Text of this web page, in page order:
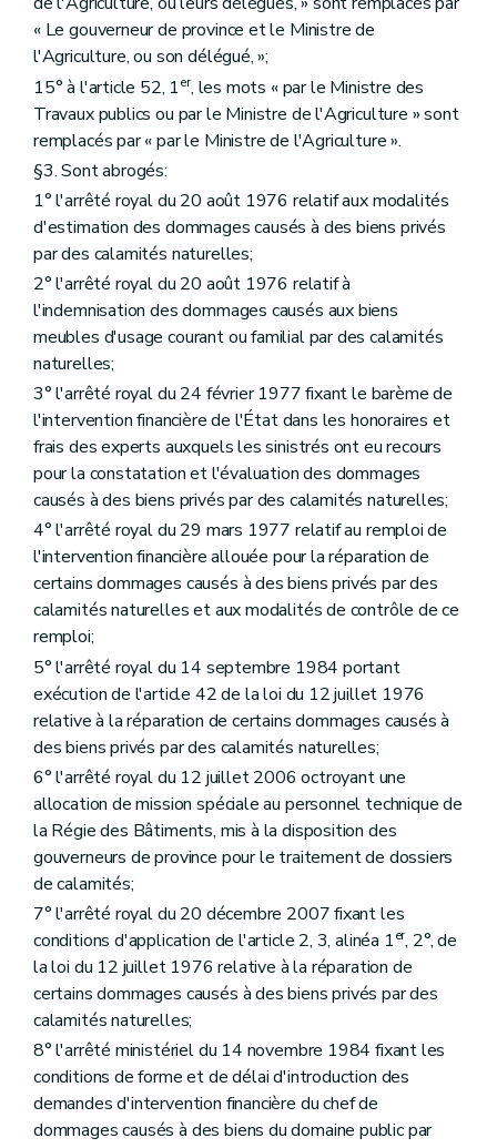
« Le gouverneur de province et le Ministre de
l'Agriculture, ou son délégué, »;
15° à l'article 52, 1er, les mots « par le Ministre des
Travaux publics ou par le Ministre de l'Agriculture » sont
remplacés par « par le Ministre de l'Agriculture ».
§3. Sont abrogés:
1° l'arrêté royal du 20 août 1976 relatif aux modalités
d'estimation des dommages causés à des biens privés
par des calamités naturelles;
2° l'arrêté royal du 20 août 1976 relatif à
l'indemnisation des dommages causés aux biens
meubles d'usage courant ou familial par des calamités
naturelles;
3° l'arrêté royal du 24 février 1977 fixant le barème de
l'intervention financière de l'État dans les honoraires et
frais des experts auxquels les sinistrés ont eu recours
pour la constatation et l'évaluation des dommages
causés à des biens privés par des calamités naturelles;
4° l'arrêté royal du 29 mars 1977 relatif au remploi de
l'intervention financière allouée pour la réparation de
certains dommages causés à des biens privés par des
calamités naturelles et aux modalités de contrôle de ce
remploi;
5° l'arrêté royal du 14 septembre 1984 portant
exécution de l'article 42 de la loi du 12 juillet 1976
relative à la réparation de certains dommages causés à
des biens privés par des calamités naturelles;
6° l'arrêté royal du 12 juillet 2006 octroyant une
allocation de mission spéciale au personnel technique de
la Régie des Bâtiments, mis à la disposition des
gouverneurs de province pour le traitement de dossiers
de calamités;
7° l'arrêté royal du 20 décembre 2007 fixant les
conditions d'application de l'article 2, 3, alinéa 1er, 2°, de
la loi du 12 juillet 1976 relative à la réparation de
certains dommages causés à des biens privés par des
calamités naturelles;
8° l'arrêté ministériel du 14 novembre 1984 fixant les
conditions de forme et de délai d'introduction des
demandes d'intervention financière du chef de
dommages causés à des biens du domaine public par